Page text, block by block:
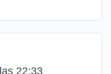
22:33